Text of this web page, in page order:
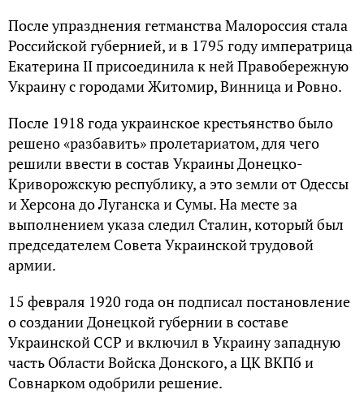
После упразднения гетманства Малороссия стала
Российской губернией, и в 1795 году императрица
Екатерина II присоединила к ней Правобережную
Украину с городами Житомир, Винница и Ровно.
После 1918 года украинское крестьянство было
решено «разбавить» пролетариатом, для чего
решили ввести в состав Украины Донецко-
Криворожскую республику, а это земли от Одессы
и Херсона до Луганска и Сумы. На месте за
выполнением указа следил Сталин, который был
председателем Совета Украинской трудовой
армии.
15 февраля 1920 года он подписал постановление
о создании Донецкой губернии в составе
Украинской ССР и включил в Украину западную
часть Области Войска Донского, а ЦК ВКПб и
Совнарком одобрили решение.